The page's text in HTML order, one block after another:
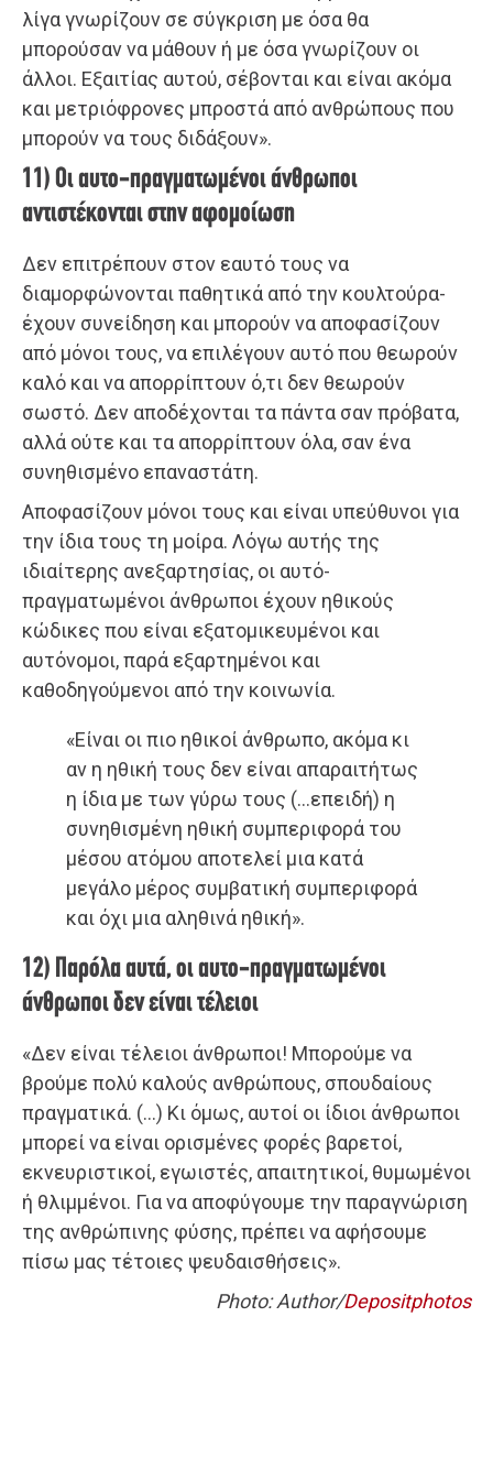
λίγα γνωρίζουν σε σύγκριση με όσα θα
μπορούσαν να μάθουν ή με όσα γνωρίζουν οι
άλλοι. Εξαιτίας αυτού, σέβονται και είναι ακόμα
και μετριόφρονες μπροστά από ανθρώπους που
μπορούν να τους διδάξουν».
11) Οι αυτο-πραγματωμένοι άνθρωποι
αντιστέκονται στην αφομοίωση
Δεν επιτρέπουν στον εαυτό τους να
διαμορφώνονται παθητικά από την κουλτούρα-
έχουν συνείδηση και μπορούν να αποφασίζουν
από μόνοι τους, να επιλέγουν αυτό που θεωρούν
καλό και να απορρίπτουν ό,τι δεν θεωρούν
σωστό. Δεν αποδέχονται τα πάντα σαν πρόβατα,
αλλά ούτε και τα απορρίπτουν όλα, σαν ένα
συνηθισμένο επαναστάτη.
Αποφασίζουν μόνοι τους και είναι υπεύθυνοι για
την ίδια τους τη μοίρα. Λόγω αυτής της
ιδιαίτερης ανεξαρτησίας, οι αυτό-
πραγματωμένοι άνθρωποι έχουν ηθικούς
κώδικες που είναι εξατομικευμένοι και
αυτόνομοι, παρά εξαρτημένοι και
καθοδηγούμενοι από την κοινωνία.
«Είναι οι πιο ηθικοί άνθρωπο, ακόμα κι
αν η ηθική τους δεν είναι απαραιτήτως
η ίδια με των γύρω τους (…επειδή) η
συνηθισμένη ηθική συμπεριφορά του
μέσου ατόμου αποτελεί μια κατά
μεγάλο μέρος συμβατική συμπεριφορά
και όχι μια αληθινά ηθική».
12) Παρόλα αυτά, οι αυτο-πραγματωμένοι
άνθρωποι δεν είναι τέλειοι
«Δεν είναι τέλειοι άνθρωποι! Μπορούμε να
βρούμε πολύ καλούς ανθρώπους, σπουδαίους
πραγματικά. (…) Κι όμως, αυτοί οι ίδιοι άνθρωποι
μπορεί να είναι ορισμένες φορές βαρετοί,
εκνευριστικοί, εγωιστές, απαιτητικοί, θυμωμένοι
ή θλιμμένοι. Για να αποφύγουμε την παραγνώριση
της ανθρώπινης φύσης, πρέπει να αφήσουμε
πίσω μας τέτοιες ψευδαισθήσεις».
Photo: Author/Depositphotos